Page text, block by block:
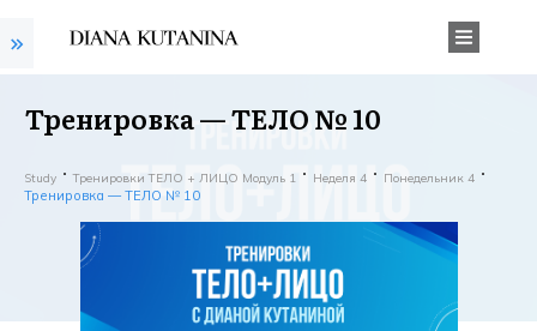
Тренировка — ТЕЛО № 10
Study Тренировки ТЕЛО + ЛИЦО Модуль 1 Неделя 4 Понедельник 4
Тренировка — ТЕЛО № 10